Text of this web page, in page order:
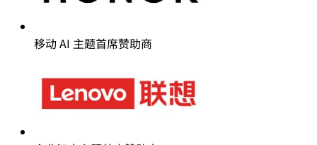
移动 AI 主题首席赞助商